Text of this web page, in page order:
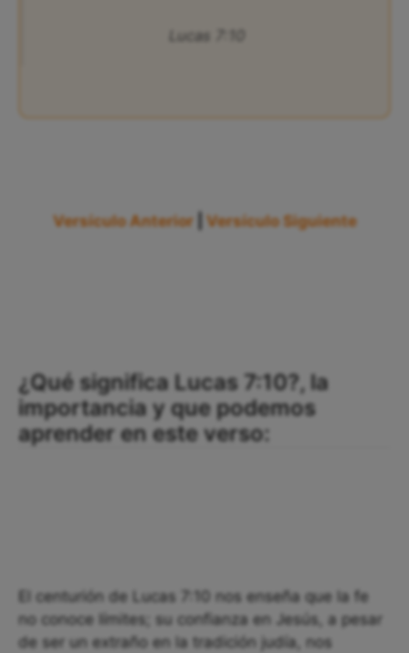
Lucas 7:10
Versículo Anterior Versículo Siguiente
¿Qué significa Lucas 7:10?, la
importancia y que podemos
aprender en este verso:
El centurión de Lucas 7:10 nos enseña que la fe
no conoce límites; su confianza en Jesús, a pesar
de ser un extraño en la tradición judía, nos